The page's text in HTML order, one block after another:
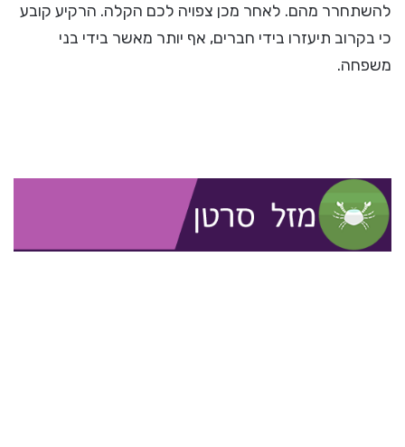
להשתחרר מהם. לאחר מכן צפויה לכם הקלה. הרקיע קובע
כי בקרוב תיעזרו בידי חברים, אף יותר מאשר בידי בני
משפחה.